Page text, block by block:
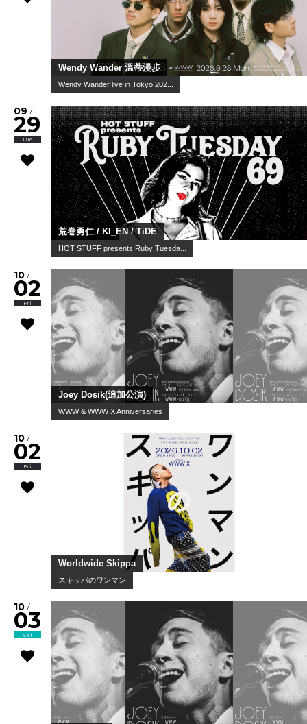
Wendy Wander 溫蒂漫步
Wendy Wander live in Tokyo 202...
09 /
29
Tue
荒巻勇仁 / KI_EN / TiDE
HOT STUFF presents Ruby Tuesda...
10 /
02
Fri
Joey Dosik(追加公演)
WWW & WWW X Anniversaries
10 /
02
Fri
Worldwide Skippa
スキッパのワンマン
10 /
03
Sat